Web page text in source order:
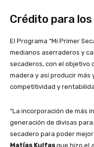
Crédito para
El Programa “Mi Primer
medianos aserraderos y
secaderos, con el objetivo
madera y así producir más
competitividad y
“La incorporación de más
generación de divisas
secadero para poder
Matías Kulfasque hizo el